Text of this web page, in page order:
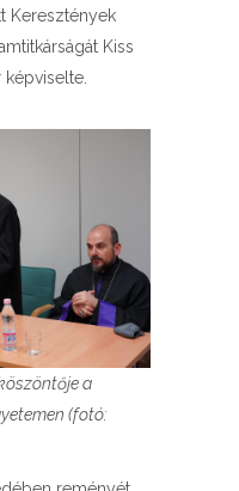
Keresztények
Kiss
a
(fotó: